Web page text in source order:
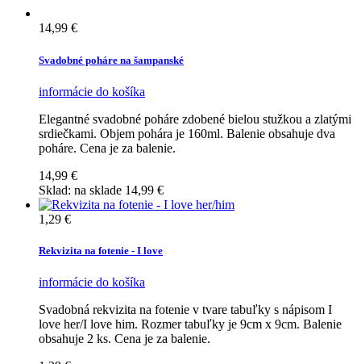
14,99 €
Svadobné poháre na šampanské
informácie do košíka
Elegantné svadobné poháre zdobené bielou stužkou a zlatými
srdiečkami. Objem pohára je 160ml. Balenie obsahuje dva
poháre. Cena je za balenie.
14,99 €
Sklad: na sklade 14,99 €
1,29 €
Rekvizita na fotenie - I love
informácie do košíka
Svadobná rekvizita na fotenie v tvare tabuľky s nápisom I
love her/I love him. Rozmer tabuľky je 9cm x 9cm. Balenie
obsahuje 2 ks. Cena je za balenie.